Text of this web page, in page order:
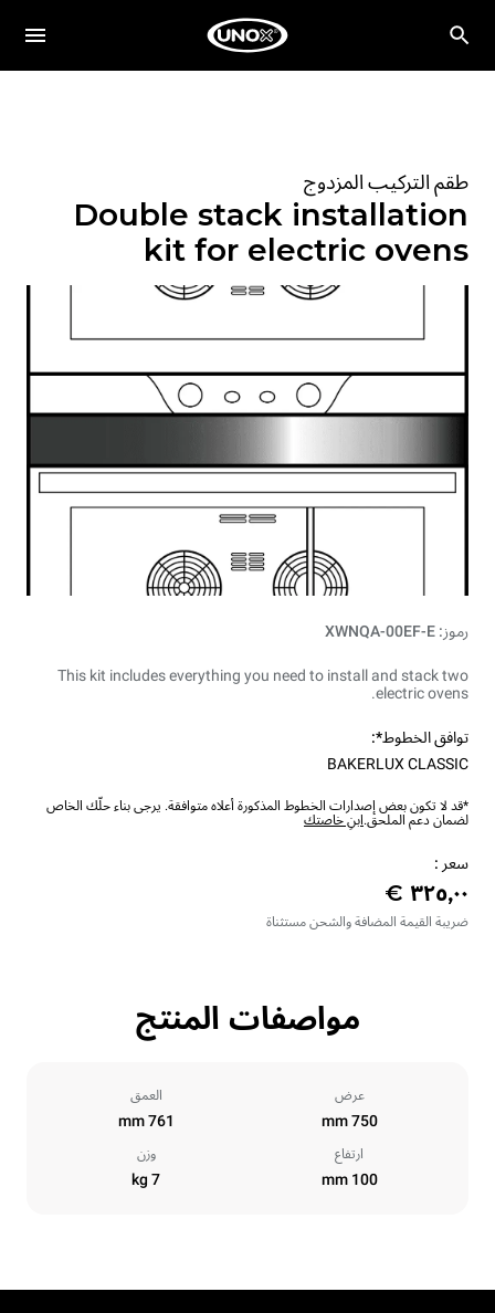
طقم التركيب المزدوج
Double stack installation
kit for electric ovens
رموز: XWNQA-00EF-E
This kit includes everything you need to install and stack two
electric ovens.
توافق الخطوط*:
BAKERLUX CLASSIC
*قد لا تكون بعض إصدارات الخطوط المذكورة أعلاه متوافقة. يرجى بناء حلّك الخاص
لضمان دعم الملحق.ابنِ خاصتك
سعر :
ضريبة القيمة المضافة والشحن مستثناة
مواصفات المنتج
عرض
750 mm
العمق
761 mm
ارتفاع
100 mm
وزن
7 kg